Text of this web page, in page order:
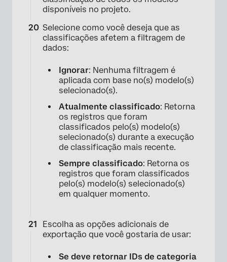
disponíveis no projeto.
Selecione como você deseja que as
classificações afetem a filtragem de
dados:
Ignorar: Nenhuma filtragem é
aplicada com base no(s) modelo(s)
selecionado(s).
Atualmente classificado: Retorna
os registros que foram
classificados pelo(s) modelo(s)
selecionado(s) durante a execução
de classificação mais recente.
Sempre classificado: Retorna os
registros que foram classificados
pelo(s) modelo(s) selecionado(s)
em qualquer momento.
Escolha as opções adicionais de
exportação que você gostaria de usar:
Se deve retornar IDs de categoria